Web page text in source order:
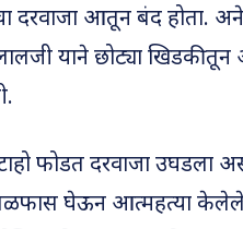
दरवाजा आतून बंद होता.
याने छोट्या
फोडत दरवाजा उघडला
घेऊन आत्महत्या